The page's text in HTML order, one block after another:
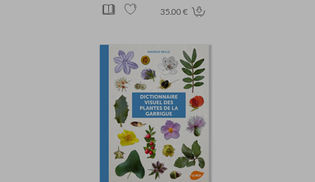
35.00 €